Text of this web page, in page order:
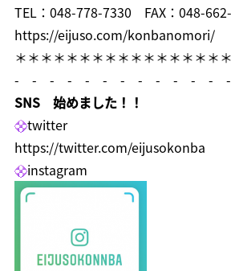
TEL：048-778-7330 FAX：048-
https://eijuso.com/konbanomori/
＊＊＊＊＊＊＊＊＊＊＊＊＊＊＊＊
- - - - - - - - - - - -
SNS 始めました！！
twitter
https://twitter.com/eijusokonba
instagram